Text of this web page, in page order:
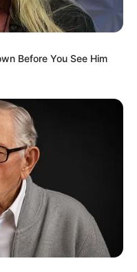
Before You See Him